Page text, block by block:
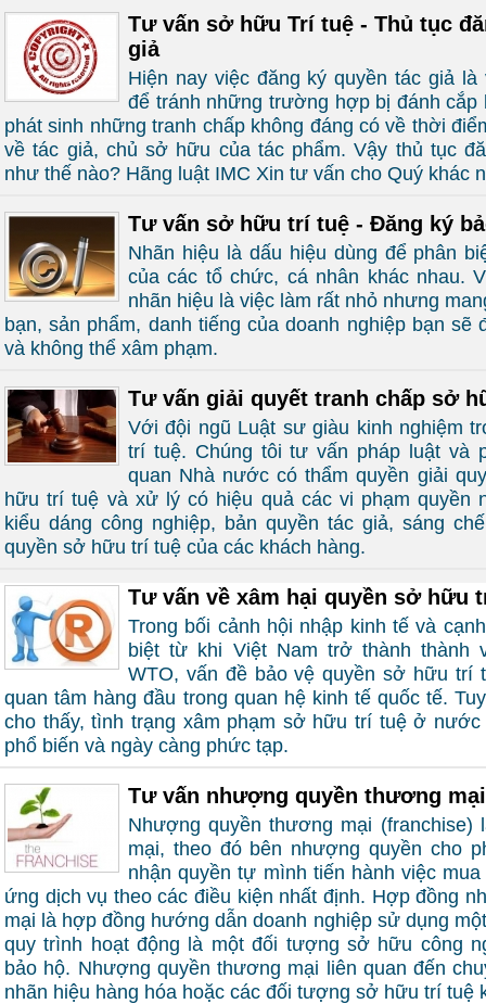
Tư vấn sở hữu Trí tuệ - Thủ tục
giả
Hiện nay việc đăng ký quyền tác giả là
để tránh những trường hợp bị đánh cắp
phát sinh những tranh chấp không đáng có về thời
về tác giả, chủ sở hữu của tác phẩm. Vậy thủ tục
như thế nào? Hãng luật IMC Xin tư vấn cho Quý khác
Tư vấn sở hữu trí tuệ - Đăng ký
Nhãn hiệu là dấu hiệu dùng để phân
của các tổ chức, cá nhân khác nhau.
nhãn hiệu là việc làm rất nhỏ nhưng
bạn, sản phẩm, danh tiếng của doanh nghiệp bạn
và không thể xâm phạm.
Tư vấn giải quyết tranh chấp sở
Với đội ngũ Luật sư giàu kinh nghiệm
trí tuệ. Chúng tôi tư vấn pháp luật và
quan Nhà nước có thẩm quyền giải
hữu trí tuệ và xử lý có hiệu quả các vi phạm quyền
kiểu dáng công nghiệp, bản quyền tác giả, sáng
quyền sở hữu trí tuệ của các khách hàng.
Tư vấn về xâm hại quyền sở hữu
Trong bối cảnh hội nhập kinh tế và
biệt từ khi Việt Nam trở thành thành
WTO, vấn đề bảo vệ quyền sở hữu trí
quan tâm hàng đầu trong quan hệ kinh tế quốc tế.
cho thấy, tình trạng xâm phạm sở hữu trí tuệ ở
phổ biến và ngày càng phức tạp.
Tư vấn nhượng quyền thương mại
Nhượng quyền thương mại (franchise)
mại, theo đó bên nhượng quyền cho
nhận quyền tự mình tiến hành việc
ứng dịch vụ theo các điều kiện nhất định. Hợp đồng
mại là hợp đồng hướng dẫn doanh nghiệp sử dụng
quy trình hoạt động là một đối tượng sở hữu công
bảo hộ. Nhượng quyền thương mại liên quan đến
nhãn hiệu hàng hóa hoặc các đối tượng sở hữu trí tuệ